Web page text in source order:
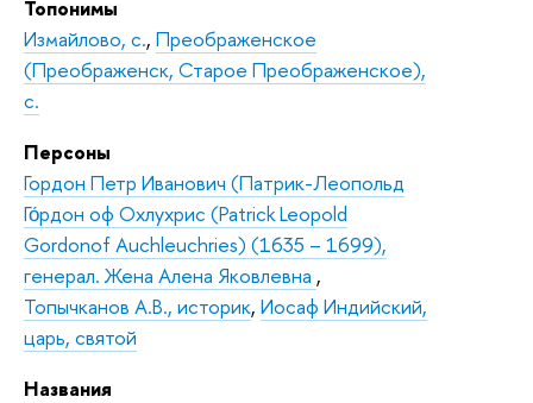
Топонимы
Измайлово, с., Преображенское
(Преображенск, Старое Преображенское),
с.
Персоны
Гордон Петр Иванович (Патрик-Леопольд
Го́рдон оф Охлухрис (Patrick Leopold
Gordonof Auchleuchries) (1635 – 1699),
генерал. Жена Алена Яковлевна ,
Топычканов А.В., историк, Иосаф Индийский,
царь, святой
Названия